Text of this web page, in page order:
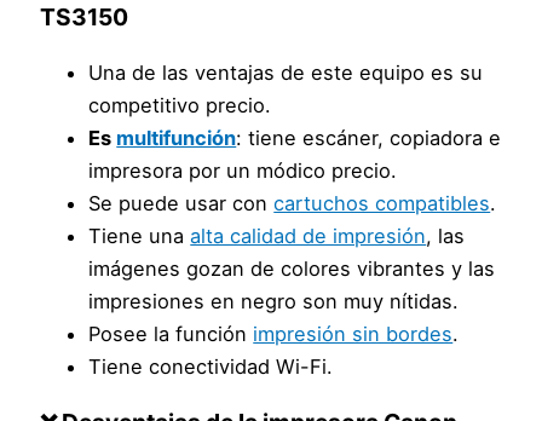
TS3150
Una de las ventajas de este equipo es su
competitivo precio.
Es multifunción: tiene escáner, copiadora e
impresora por un módico precio.
Se puede usar concartuchos compatibles.
Tiene unaalta calidad de impresión, las
imágenes gozan de colores vibrantes y las
impresiones en negro son muy nítidas.
Posee la función impresión sin bordes.
Tiene conectividad Wi-Fi.